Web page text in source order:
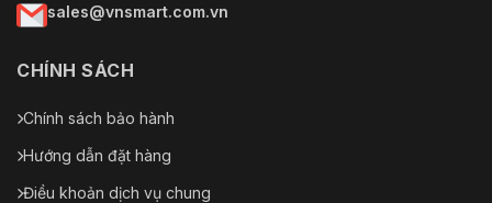
sales@vnsmart.com.vn
CHÍNH SÁCH
Chính sách bảo hành
Hướng dẫn đặt hàng
Điều khoản dịch vụ chung